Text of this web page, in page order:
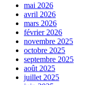
mai 2026
avril 2026
mars 2026
février 2026
novembre 2025
octobre 2025
septembre 2025
août 2025
juillet 2025